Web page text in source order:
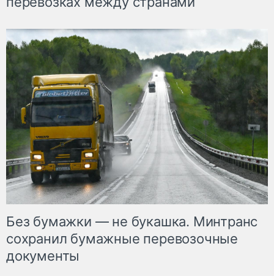
Без бумажки — не букашка. Минтранс
сохранил бумажные перевозочные
документы